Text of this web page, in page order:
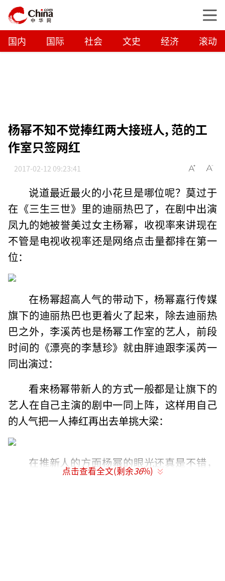
国内 国际 社会 文史 经济 滚动
杨幂不知不觉捧红两大接班人, 范的工
作室只签网红
2017-02-12 09:23:41
说道最近最火的小花旦是哪位呢？莫过于
在《三生三世》里的迪丽热巴了，在剧中出演
凤九的她被誉美过女主杨幂，收视率来讲现在
不管是电视收视率还是网络点击量都排在第一
位：
在杨幂超高人气的带动下，杨幂嘉行传媒
旗下的迪丽热巴也更着火了起来，除去迪丽热
巴之外，李溪芮也是杨幂工作室的艺人，前段
时间的《漂亮的李慧珍》就由胖迪跟李溪芮一
同出演过：
看来杨幂带新人的方式一般都是让旗下的
艺人在自己主演的剧中一同上阵，这样用自己
的人气把一人捧红再出去单挑大梁：
在推新人的方面杨幂的眼光还真是不错，
除去两小花旦人气越老越高在男演员方面饰演K
点击查看全文(剩余36%)